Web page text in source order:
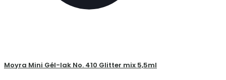
Moyra Mini Gél-lak No. 410 Glitter mix 5,5ml